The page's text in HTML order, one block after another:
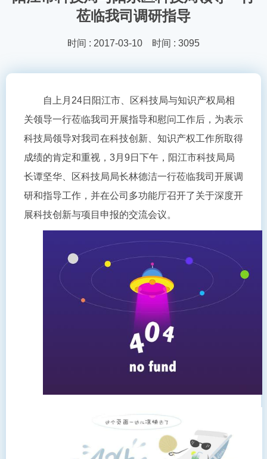
莅临我司调研指导
时间 : 2017-03-10 时间 : 3095
自上月24日阳江市、区科技局与知识产权局相
关领导一行莅临我司开展指导和慰问工作后，为表示
科技局领导对我司在科技创新、知识产权工作所取得
成绩的肯定和重视，3月9日下午，阳江市科技局局
长谭坚华、区科技局局长林德洁一行莅临我司开展调
研和指导工作，并在公司多功能厅召开了关于深度开
展科技创新与项目申报的交流会议。